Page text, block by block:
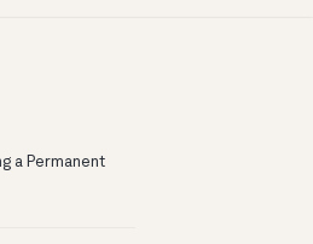
a Permanent